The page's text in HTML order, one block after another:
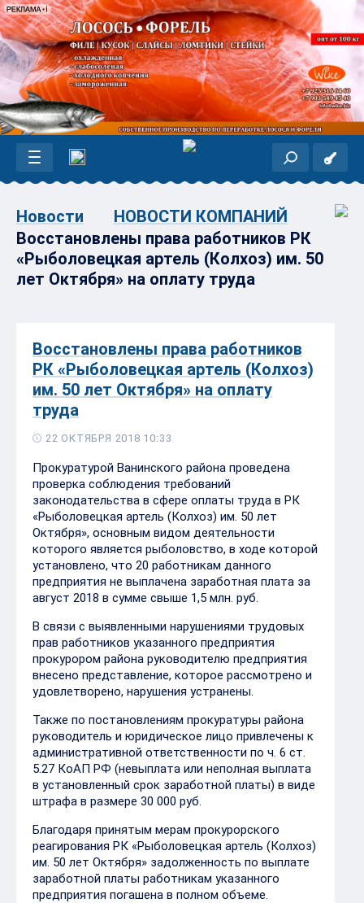
Новости
НОВОСТИ КОМПАНИЙ
Восстановлены права работников РК
«Рыболовецкая артель (Колхоз) им. 50
лет Октября» на оплату труда
Восстановлены права работников
РК «Рыболовецкая артель (Колхоз)
им. 50 лет Октября» на оплату
труда
22 ОКТЯБРЯ 2018 10:33
Прокуратурой Ванинского района проведена
проверка соблюдения требований
законодательства в сфере оплаты труда в РК
«Рыболовецкая артель (Колхоз) им. 50 лет
Октября», основным видом деятельности
которого является рыболовство, в ходе которой
установлено, что 20 работникам данного
предприятия не выплачена заработная плата за
август 2018 в сумме свыше 1,5 млн. руб.
В связи с выявленными нарушениями трудовых
прав работников указанного предприятия
прокурором района руководителю предприятия
внесено представление, которое рассмотрено и
удовлетворено, нарушения устранены.
Также по постановлениям прокуратуры района
руководитель и юридическое лицо привлечены к
административной ответственности по ч. 6 ст.
5.27 КоАП РФ (невыплата или неполная выплата
в установленный срок заработной платы) в виде
штрафа в размере 30 000 руб.
Благодаря принятым мерам прокурорского
реагирования РК «Рыболовецкая артель (Колхоз)
им. 50 лет Октября» задолженность по выплате
заработной платы работникам указанного
предприятия погашена в полном объеме.